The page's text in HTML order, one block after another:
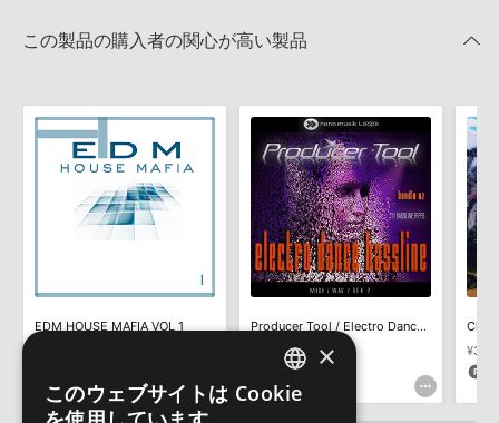
きます際には、NTFSやHFS＋でフォーマットされたHDDをご用意
いただく必要がございます。
知らせするメールの2通が送信されます。メールに記載されており
ます説明に沿って、製品のダウンロード／導入を行って下さい。
サンプルパック製品には、原則として日本語版操作マニュアルをご
用意しておりません。ご購入後のご不明点や詳細に関するお問い合
わせなどはテクニカルサポート
までご連絡ください。
デモソングは、製品収録サウンドを使ってできることを紹介するた
めのデモンストレーション用の楽曲です。原則として、デモソング
そのものをお使いいただくことはできません。また、デモソングを
保証するものではありません。
ダウンロード製品という性質上、一切の返品・返金はお受け付け致
しかねます。
2022.06.06
おります。ご覧頂くには、該当する製品をご購入頂く必要がございます。
PRODUCER TOOL / MIDI LEAD CHORDSのサポート情報
この製品の購入者の関心が高い製品
EDM HOUSE MAFIA VOL 1
Producer Tool / Electro Dance Bassline (Vols 4-6)
¥2,332
116pt
Club
ENGLISH
×
このウェブサイトは Cookie